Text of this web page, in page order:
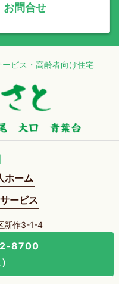
お問合せ
ビス・高齢者向け住宅
ホーム
ービス
新作3-1-4
8700